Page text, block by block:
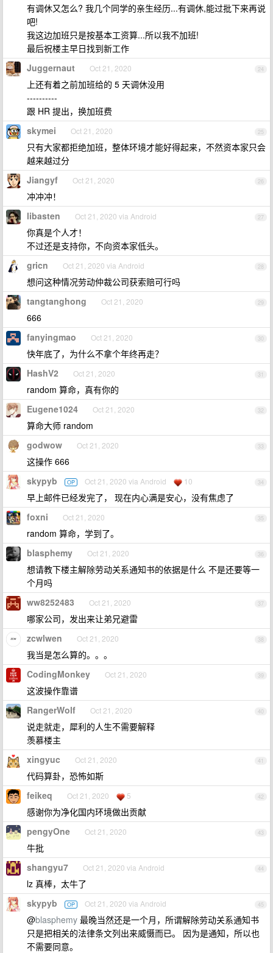
有调休又怎么? 我几个同学的亲生经历...有调休,能过批下来再说
吧!
我这边加班只是按基本工资算...所以我不加班!
最后祝楼主早日找到新工作
24
Juggernaut Oct 21, 2020
上还有着之前加班给的 5 天调休没用
----------
跟 HR 提出，换加班费
25
skymei Oct 21, 2020
只有大家都拒绝加班，整体环境才能好得起来，不然资本家只会
越来越过分
26
Jiangyf Oct 21, 2020
冲冲冲！
27
libasten Oct 21, 2020 via Android
你真是个人才！
不过还是支持你，不向资本家低头。
28
gricn Oct 21, 2020 via Android
想问这种情况劳动仲裁公司获索赔可行吗
29
tangtanghong Oct 21, 2020
666
30
fanyingmao Oct 21, 2020
快年底了，为什么不拿个年终再走？
31
HashV2 Oct 21, 2020
random 算命，真有你的
32
Eugene1024 Oct 21, 2020
算命大师 random
33
godwow Oct 21, 2020
这操作 666
34
skypyb OP Oct 21, 2020 via Android 10
早上邮件已经发完了， 现在内心满是安心，没有焦虑了
35
foxni Oct 21, 2020
random 算命，学到了。
36
blasphemy Oct 21, 2020
想请教下楼主解除劳动关系通知书的依据是什么 不是还要等一
个月吗
37
ww8252483 Oct 21, 2020
哪家公司，发出来让弟兄避雷
38
zcwlwen Oct 21, 2020
我当是怎么算的。。。
39
CodingMonkey Oct 21, 2020
这波操作靠谱
40
RangerWolf Oct 21, 2020
说走就走，犀利的人生不需要解释
羡慕楼主
41
xingyuc Oct 21, 2020
代码算卦，恐怖如斯
42
feikeq Oct 21, 2020 5
感谢你为净化国内环境做出贡献
43
pengyOne Oct 21, 2020
牛批
44
shangyu7 Oct 21, 2020 via Android
lz 真棒，太牛了
45
skypyb OP Oct 21, 2020 via Android
@blasphemy 最晚当然还是一个月，所谓解除劳动关系通知书
只是把相关的法律条文列出来威慑而已。 因为是通知，所以也
不需要同意。